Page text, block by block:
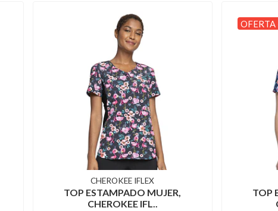
CHEROKEE IFLEX
TOP ESTAMPADO MUJER,
CHEROKEE IFL..
OFERTA
TOP